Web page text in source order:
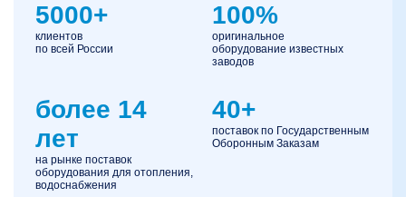
5000+
клиентов
по всей России
100%
оригинальное
оборудование известных
заводов
более 14
лет
на рынке поставок
оборудования для отопления,
водоснабжения
40+
поставок по Государственным
Оборонным Заказам